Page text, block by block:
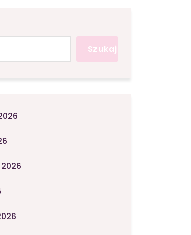
Szukaj